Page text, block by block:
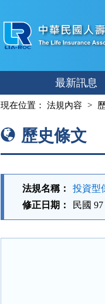
最新訊息
現在位置： 法規內容
歷史條文
法規名稱：
投資型
修正日期：
民國